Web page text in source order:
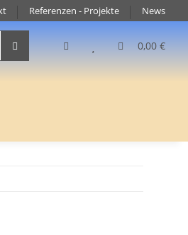
Referenzen - Projekte News
0,00 €